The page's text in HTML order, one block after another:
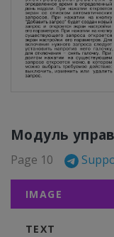
Модуль
Page 10
IMAGE
TEXT